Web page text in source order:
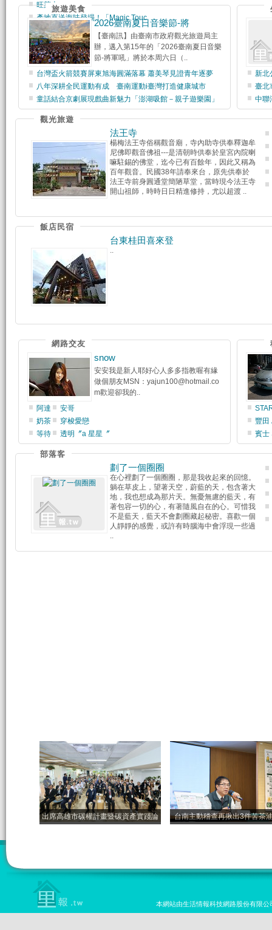
旺萊山
產地直送海味登場！「Magic Touc
旅遊美食
2026臺南夏日音樂節-將
【臺南訊】由臺南市政府觀光旅遊局主
辦，邁入第15年的「2026臺南夏日音樂
節-將軍吼」將於本周六日（..
台灣盃火箭競賽屏東旭海圓滿落幕 蕭美琴見證青年逐夢
八年深耕全民運動有成 臺南運動i臺灣打造健康城市
童話結合京劇展現戲曲新魅力「澎湖吸館－親子遊樂園」
新北
臺北
中聯
觀光旅遊
法王寺
楊梅法王寺俗稱觀音廟，寺內助寺供奉釋迦牟
尼佛即觀音佛祖---是清朝時供奉於皇宮內院喇
嘛駐錫的佛堂，迄今已有百餘年，因此又稱為
百年觀音。民國38年請奉來台，原先供奉於
法王寺前身圓通堂簡陋草堂，當時現今法王寺
開山祖師，時時日日精進修持，尤以超渡 ..
飯店民宿
台東桂田喜來登
..
網路交友
snow
安安我是新人耶好心人多多指教喔有緣
做個朋友MSN：yajun100@hotmail.co
m歡迎卻我的..
阿達
奶茶
等待
安哥
穿梭愛戀
透明〞a 星星〞
豐田
賓士
部落客
劃了一個圈圈
在心裡劃了一個圈圈，那是我收起來的回憶。
躺在草皮上，望著天空，蔚藍的天，包含著大
地，我也想成為那片天。無憂無慮的藍天，有
著包容一切的心，有著隨風自在的心。可惜我
不是藍天，藍天不會劃圈藏起秘密。喜歡一個
人靜靜的感覺，或許有時腦海中會浮現一些過
..
出席高雄市碳權計畫暨碳資產實踐論 台南主動稽查再揪出3件苦茶
本網站由生活情報科技網路股份有限